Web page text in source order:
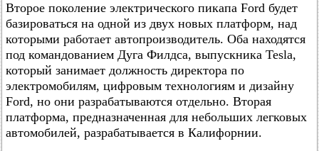
Второе поколение электрического пикапа Ford будет
базироваться на одной из двух новых платформ, над
которыми работает автопроизводитель. Оба находятся
под командованием Дуга Филдса, выпускника Tesla,
который занимает должность директора по
электромобилям, цифровым технологиям и дизайну
Ford, но они разрабатываются отдельно. Вторая
платформа, предназначенная для небольших легковых
автомобилей, разрабатывается в Калифорнии.